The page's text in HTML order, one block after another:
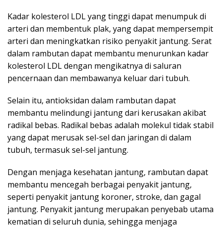
Kadar kolesterol LDL yang tinggi dapat menumpuk di
arteri dan membentuk plak, yang dapat mempersempit
arteri dan meningkatkan risiko penyakit jantung. Serat
dalam rambutan dapat membantu menurunkan kadar
kolesterol LDL dengan mengikatnya di saluran
pencernaan dan membawanya keluar dari tubuh.
Selain itu, antioksidan dalam rambutan dapat
membantu melindungi jantung dari kerusakan akibat
radikal bebas. Radikal bebas adalah molekul tidak stabil
yang dapat merusak sel-sel dan jaringan di dalam
tubuh, termasuk sel-sel jantung.
Dengan menjaga kesehatan jantung, rambutan dapat
membantu mencegah berbagai penyakit jantung,
seperti penyakit jantung koroner, stroke, dan gagal
jantung. Penyakit jantung merupakan penyebab utama
kematian di seluruh dunia, sehingga menjaga